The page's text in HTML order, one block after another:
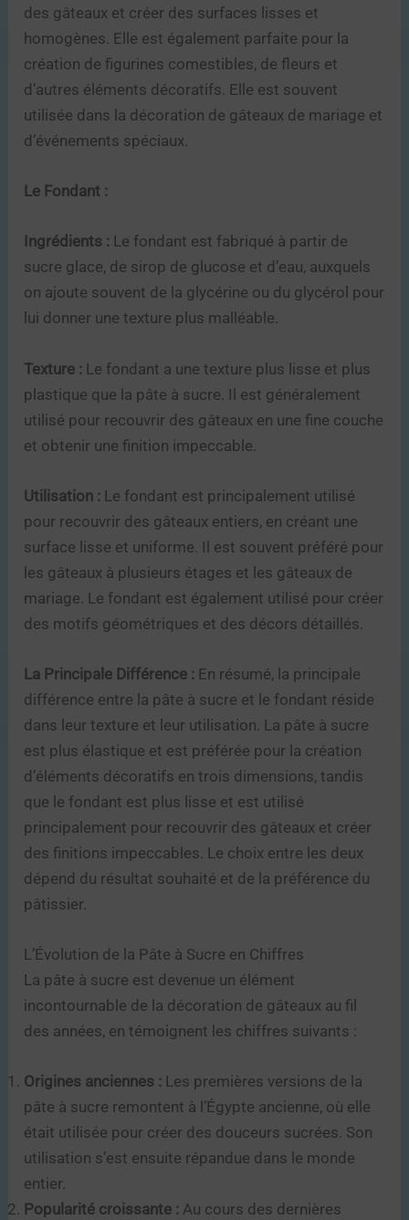
des gâteaux et créer des surfaces lisses et
homogènes. Elle est également parfaite pour la
création de figurines comestibles, de fleurs et
d’autres éléments décoratifs. Elle est souvent
utilisée dans la décoration de gâteaux de mariage et
d’événements spéciaux.
Le Fondant :
Ingrédients : Le fondant est fabriqué à partir de
sucre glace, de sirop de glucose et d’eau, auxquels
on ajoute souvent de la glycérine ou du glycérol pour
lui donner une texture plus malléable.
Texture : Le fondant a une texture plus lisse et plus
plastique que la pâte à sucre. Il est généralement
utilisé pour recouvrir des gâteaux en une fine couche
et obtenir une finition impeccable.
Utilisation : Le fondant est principalement utilisé
pour recouvrir des gâteaux entiers, en créant une
surface lisse et uniforme. Il est souvent préféré pour
les gâteaux à plusieurs étages et les gâteaux de
mariage. Le fondant est également utilisé pour créer
des motifs géométriques et des décors détaillés.
La Principale Différence : En résumé, la principale
différence entre la pâte à sucre et le fondant réside
dans leur texture et leur utilisation. La pâte à sucre
est plus élastique et est préférée pour la création
d’éléments décoratifs en trois dimensions, tandis
que le fondant est plus lisse et est utilisé
principalement pour recouvrir des gâteaux et créer
des finitions impeccables. Le choix entre les deux
dépend du résultat souhaité et de la préférence du
pâtissier.
L’Évolution de la Pâte à Sucre en Chiffres
La pâte à sucre est devenue un élément
incontournable de la décoration de gâteaux au fil
des années, en témoignent les chiffres suivants :
Origines anciennes : Les premières versions de la
pâte à sucre remontent à l’Égypte ancienne, où elle
était utilisée pour créer des douceurs sucrées. Son
utilisation s’est ensuite répandue dans le monde
entier.
Popularité croissante : Au cours des dernières